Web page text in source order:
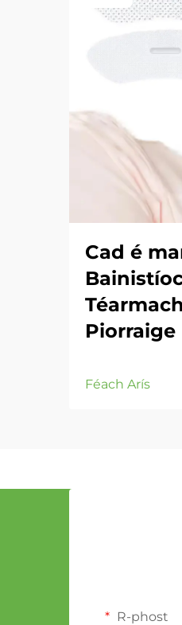
Cad é
Piorraige
Féach Arís
R-phost